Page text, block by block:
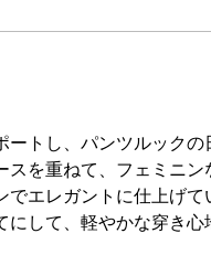
トし、パンツルックの
スを重ねて、フェミニ
エレガントに仕上げて
して、軽やかな穿き心